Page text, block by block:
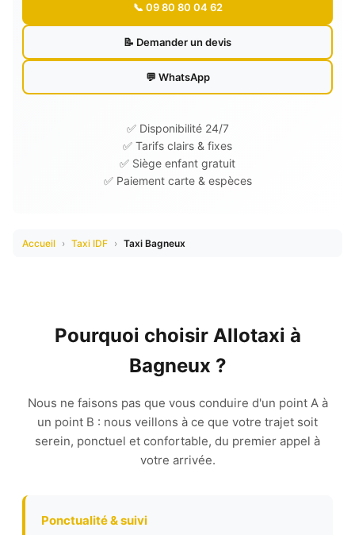
📞 09 80 80 04 62
📝 Demander un devis
💬 WhatsApp
✅ Disponibilité 24/7
✅ Tarifs clairs & fixes
✅ Siège enfant gratuit
✅ Paiement carte & espèces
Accueil › Taxi IDF › Taxi Bagneux
Pourquoi choisir Allotaxi à
Bagneux ?
Nous ne faisons pas que vous conduire d'un point A à
un point B : nous veillons à ce que votre trajet soit
serein, ponctuel et confortable, du premier appel à
votre arrivée.
Ponctualité & suivi